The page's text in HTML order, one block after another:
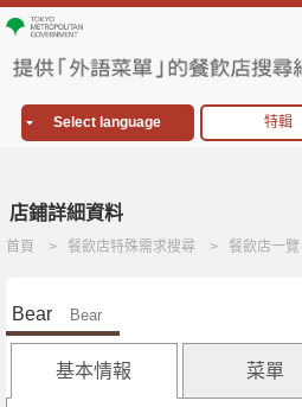
Select language 特輯
店鋪詳細資料
首頁 餐飲店特殊需求搜尋 餐飲店一覽
Bear Bear
基本情報 菜單